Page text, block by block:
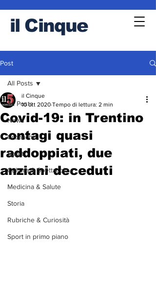
il Cinque
Post
All Posts
News
Cronache
Sport
Cultura & Spettacolo
Medicina & Salute
Storia
Rubriche & Curiosità
Sport in primo piano
All Posts
Covid-19: in Trentino
contagi quasi
raddoppiati, due
anziani deceduti
il Cinque
10 ott 2020 Tempo di lettura: 2 min